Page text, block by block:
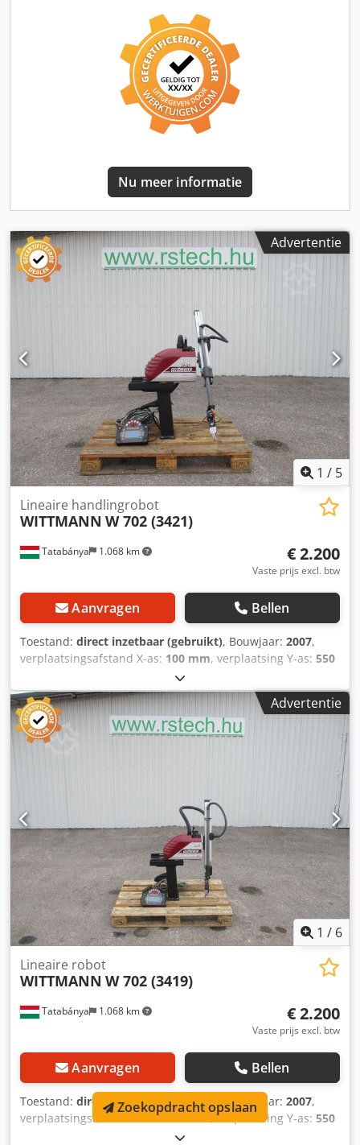
Nu meer informatie
Advertentie
1 / 5
Tatabánya 1.068 km
Lineaire handlingrobot
WITTMANN W 702 (3421)
€ 2.200
Vaste prijs excl. btw
Aanvragen Bellen
Toestand: direct inzetbaar (gebruikt), Bouwjaar: 2007,
verplaatsingsafstand X-as: 100 mm, verplaatsing Y-as: 550
, Fabrikant: Wittmann Type: W 702 Bouwjaar: 2007 Kan
bezichtigd en getest worden! Crjdeyk U Hropfx Adwjf
Advertentie
1 / 6
Tatabánya 1.068 km
Lineaire robot
WITTMANN W 702 (3419)
€ 2.200
Vaste prijs excl. btw
Aanvragen Bellen
Toestand: direct inzetbaar (gebruikt), Bouwjaar: 2007,
verplaatsingsafstand X-as:
, verplaatsing Y-as: 550
, Fabrikant: Wittmann Type: W 702 Bouwjaar: 2007
Zoekopdracht opslaan